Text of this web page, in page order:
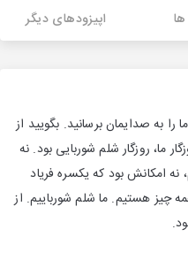
اپیزودهای دیگر
را به صدایمان برسانید. بگویید از
ما، روزگار شلم شوربایی بود. نه
امکانش بود که یکسره فریاد
چیز هستیم. ما شلم شورباییم. از